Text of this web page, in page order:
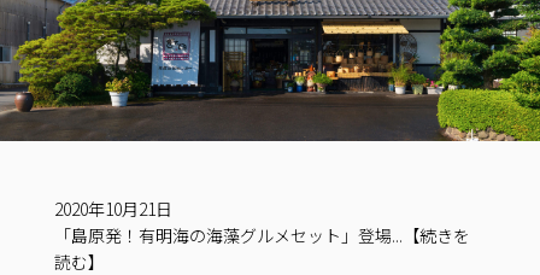
2020年10月21日
「島原発！有明海の海藻グルメセット」登場...【続きを
読む】